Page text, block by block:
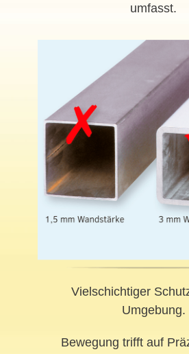
umfasst.
Vielschichtiger
Umgebung.
Bewegung trifft auf